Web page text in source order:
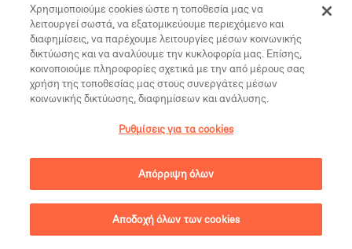
Διαβάστε περισσότερα
Τοποφάγος (locavore)
Προέρχεται από τις λατινικές λέξεις "locus" που
"καταπίνω". H λέξη περιγράφει τον άνθρωπο ο
οποίος καταναλώνει τρόφιμα που παράγονται
Διαβάστε περισσότερα
Χρησιμοποιούμε cookies ώστε η τοποθεσία μας να
λειτουργεί σωστά, να εξατομικεύουμε περιεχόμενο και
διαφημίσεις, να παρέχουμε λειτουργίες μέσων κοινωνικής
δικτύωσης και να αναλύουμε την κυκλοφορία μας. Επίσης,
κοινοποιούμε πληροφορίες σχετικά με την από μέρους σας
χρήση της τοποθεσίας μας στους συνεργάτες μέσων
κοινωνικής δικτύωσης, διαφημίσεων και ανάλυσης.
Ρυθμίσεις για τα cookies
Απόρριψη όλων
Αποδοχή όλων των cookies